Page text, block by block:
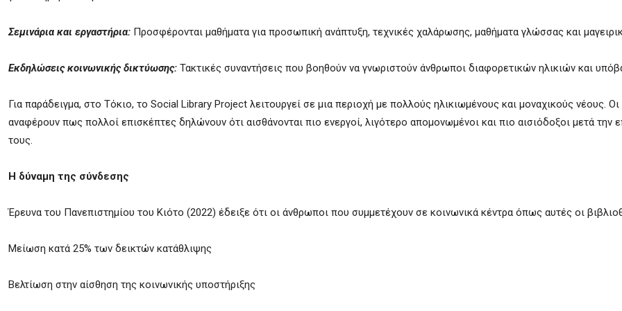
Σεμινάρια και εργαστήρια: Προσφέρονται μαθήματα για προσωπική ανάπτυξη, τεχνικές χαλάρωσης, μαθήματα γλώσσας και
Εκδηλώσεις κοινωνικής δικτύωσης: Τακτικές συναντήσεις που βοηθούν να γνωριστούν άνθρωποι διαφορετικών ηλικιών και
Για παράδειγμα, στο Τόκιο, το Social Library Project λειτουργεί σε μια περιοχή με πολλούς ηλικιωμένους και μοναχικούς νέους.
αναφέρουν πως πολλοί επισκέπτες δηλώνουν ότι αισθάνονται πιο ενεργοί, λιγότερο απομονωμένοι και πιο αισιόδοξοι μετά την
τους.
Η δύναμη της σύνδεσης
Έρευνα του Πανεπιστημίου του Κιότο (2022) έδειξε ότι οι άνθρωποι που συμμετέχουν σε κοινωνικά κέντρα όπως αυτές οι
Μείωση κατά 25% των δεικτών κατάθλιψης
Βελτίωση στην αίσθηση της κοινωνικής υποστήριξης